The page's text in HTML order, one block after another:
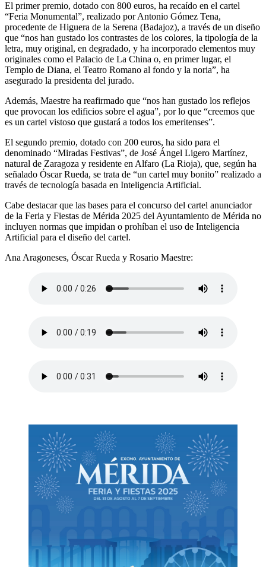
El primer premio, dotado con 800 euros, ha recaído en el cartel
“Feria Monumental”, realizado por Antonio Gómez Tena,
procedente de Higuera de la Serena (Badajoz), a través de un diseño
que “nos han gustado los contrastes de los colores, la tipología de la
letra, muy original, en degradado, y ha incorporado elementos muy
originales como el Palacio de La China o, en primer lugar, el
Templo de Diana, el Teatro Romano al fondo y la noria”, ha
asegurado la presidenta del jurado.
Además, Maestre ha reafirmado que “nos han gustado los reflejos
que provocan los edificios sobre el agua”, por lo que “creemos que
es un cartel vistoso que gustará a todos los emeritenses”.
El segundo premio, dotado con 200 euros, ha sido para el
denominado “Miradas Festivas”, de José Ángel Ligero Martínez,
natural de Zaragoza y residente en Alfaro (La Rioja), que, según ha
señalado Óscar Rueda, se trata de “un cartel muy bonito” realizado a
través de tecnología basada en Inteligencia Artificial.
Cabe destacar que las bases para el concurso del cartel anunciador
de la Feria y Fiestas de Mérida 2025 del Ayuntamiento de Mérida no
incluyen normas que impidan o prohíban el uso de Inteligencia
Artificial para el diseño del cartel.
Ana Aragoneses, Óscar Rueda y Rosario Maestre: